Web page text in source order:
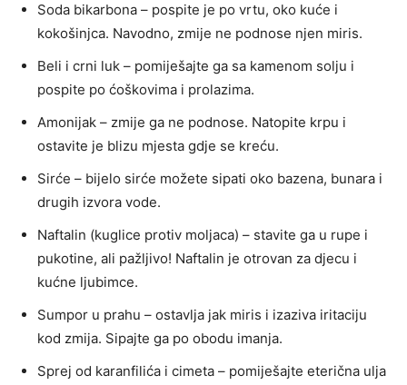
Soda bikarbona – pospite je po vrtu, oko kuće i
kokošinjca. Navodno, zmije ne podnose njen miris.
Beli i crni luk – pomiješajte ga sa kamenom solju i
pospite po ćoškovima i prolazima.
Amonijak – zmije ga ne podnose. Natopite krpu i
ostavite je blizu mjesta gdje se kreću.
Sirće – bijelo sirće možete sipati oko bazena, bunara i
drugih izvora vode.
Naftalin (kuglice protiv moljaca) – stavite ga u rupe i
pukotine, ali pažljivo! Naftalin je otrovan za djecu i
kućne ljubimce.
Sumpor u prahu – ostavlja jak miris i izaziva iritaciju
kod zmija. Sipajte ga po obodu imanja.
Sprej od karanfilića i cimeta – pomiješajte eterična ulja